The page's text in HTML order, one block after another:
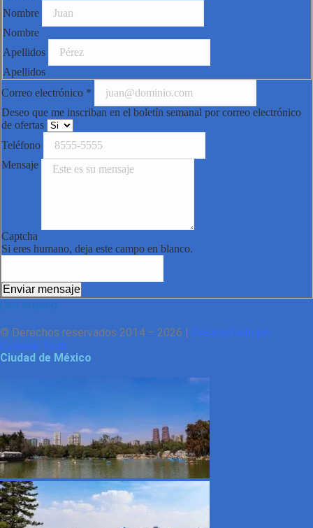
Nombre
Nombre
Apellidos
Apellidos
Correo electrónico *
Deseo que me inscriban en el boletín semanal por correo electrónico
de ofertas
Teléfono
Mensaje
Captcha
Si eres humano, deja este campo en blanco.
Enviar mensaje
Uso Interno
© Derechos reservados 2014 – 2026 | Desarrollado por
Cydonia Tech
Ciudad de México